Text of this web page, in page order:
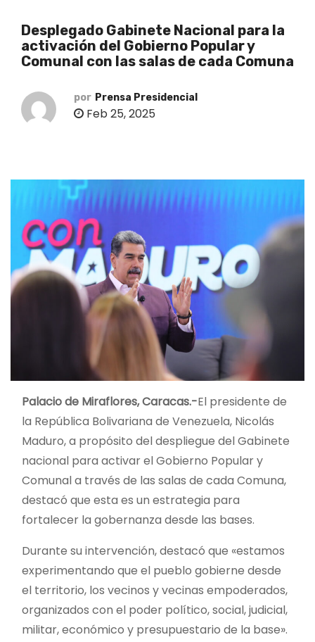
Desplegado Gabinete Nacional para la
activación del Gobierno Popular y
Comunal con las salas de cada Comuna
por Prensa Presidencial
Feb 25, 2025
Palacio de Miraflores, Caracas.-El presidente de
la República Bolivariana de Venezuela, Nicolás
Maduro, a propósito del despliegue del Gabinete
nacional para activar el Gobierno Popular y
Comunal a través de las salas de cada Comuna,
destacó que esta es un estrategia para
fortalecer la gobernanza desde las bases.
Durante su intervención, destacó que «estamos
experimentando que el pueblo gobierne desde
el territorio, los vecinos y vecinas empoderados,
organizados con el poder político, social, judicial,
militar, económico y presupuestario de la base».